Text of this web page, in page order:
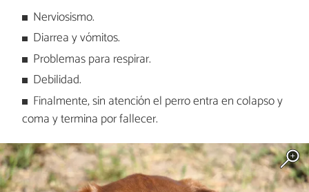
Nerviosismo.
Diarrea y vómitos.
Problemas para respirar.
Debilidad.
Finalmente, sin atención el perro entra en colapso y
coma y termina por fallecer.